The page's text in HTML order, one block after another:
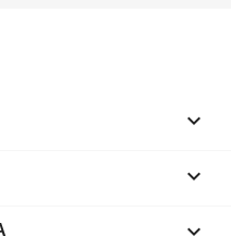


keyboard_arrow_down